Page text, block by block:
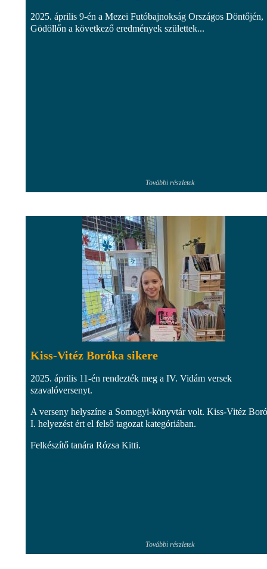
2025. április 9-én a Mezei Futóbajnokság Országos Döntőjén,
Gödöllőn a következő eredmények születtek...
További részletek
Kiss-Vitéz Boróka sikere
2025. április 11-én rendezték meg a IV. Vidám versek
szavalóversenyt.
A verseny helyszíne a Somogyi-könyvtár volt. Kiss-Vitéz
I. helyezést ért el felső tagozat kategóriában.
Felkészítő tanára Rózsa Kitti.
További részletek